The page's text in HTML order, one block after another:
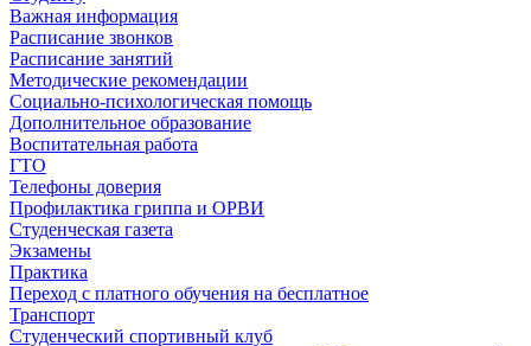
Важная информация
Расписание звонков
Расписание занятий
Методические рекомендации
Социально-психологическая помощь
Дополнительное образование
Воспитательная работа
ГТО
Телефоны доверия
Профилактика гриппа и ОРВИ
Cтуденческая газета
Экзамены
Практика
Переход с платного обучения на бесплатное
Транспорт
Студенческий спортивный клуб